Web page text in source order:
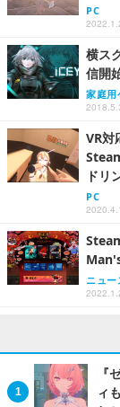
PC
横ス
信開
家庭用
VR対
ドリ
PC
ニュー
『
ィ